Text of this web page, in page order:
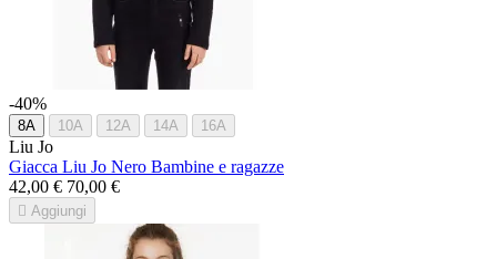
-40%
8A 10A 12A 14A 16A
Liu Jo
Giacca Liu Jo Nero Bambine e ragazze
42,00 € 70,00 €
 Aggiungi